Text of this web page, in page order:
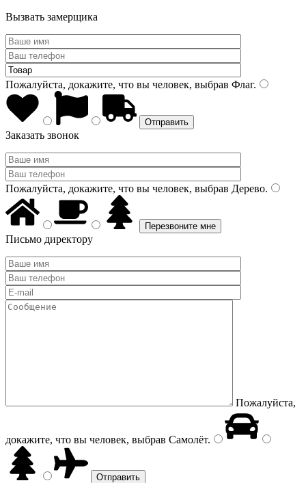
Вызвать замерщика
Пожалуйста, докажите, что вы человек, выбрав Флаг.
Заказать звонок
Пожалуйста, докажите, что вы человек, выбрав Дерево.
Письмо директору
Пожалуйста,
докажите, что вы человек, выбрав Самолёт.